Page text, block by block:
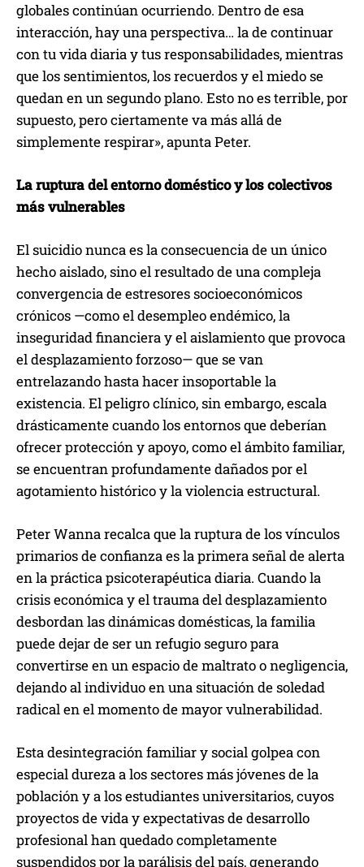
globales continúan ocurriendo. Dentro de esa
interacción, hay una perspectiva… la de continuar
con tu vida diaria y tus responsabilidades, mientras
que los sentimientos, los recuerdos y el miedo se
quedan en un segundo plano. Esto no es terrible, por
supuesto, pero ciertamente va más allá de
simplemente respirar», apunta Peter.
La ruptura del entorno doméstico y los colectivos
más vulnerables
El suicidio nunca es la consecuencia de un único
hecho aislado, sino el resultado de una compleja
convergencia de estresores socioeconómicos
crónicos —como el desempleo endémico, la
inseguridad financiera y el aislamiento que provoca
el desplazamiento forzoso— que se van
entrelazando hasta hacer insoportable la
existencia. El peligro clínico, sin embargo, escala
drásticamente cuando los entornos que deberían
ofrecer protección y apoyo, como el ámbito familiar,
se encuentran profundamente dañados por el
agotamiento histórico y la violencia estructural.
Peter Wanna recalca que la ruptura de los vínculos
primarios de confianza es la primera señal de alerta
en la práctica psicoterapéutica diaria. Cuando la
crisis económica y el trauma del desplazamiento
desbordan las dinámicas domésticas, la familia
puede dejar de ser un refugio seguro para
convertirse en un espacio de maltrato o negligencia,
dejando al individuo en una situación de soledad
radical en el momento de mayor vulnerabilidad.
Esta desintegración familiar y social golpea con
especial dureza a los sectores más jóvenes de la
población y a los estudiantes universitarios, cuyos
proyectos de vida y expectativas de desarrollo
profesional han quedado completamente
suspendidos por la parálisis del país, generando